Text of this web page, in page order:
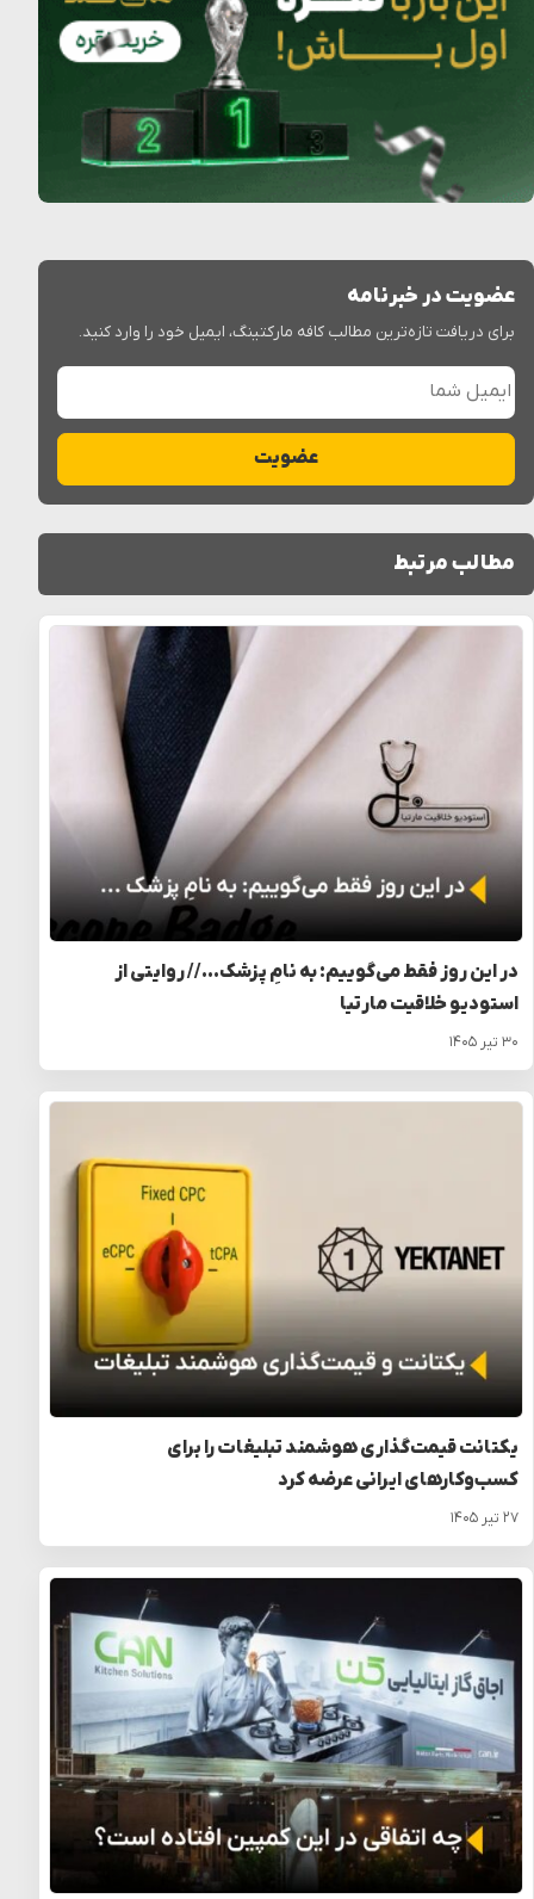
عضویت در خبرنامه
برای دریافت تازه‌ترین مطالب کافه مارکتینگ، ایمیل خود را وارد کنید.
ایمیل شما
عضویت
مطالب مرتبط
در این روز فقط می‌گوییم: به نامِ پزشک… // روایتی از
استودیو خلاقیت مارتیا
۳۰ تیر ۱۴۰۵
یکتانت قیمت‌گذاری هوشمند تبلیغات را برای
کسب‌وکارهای ایرانی عرضه کرد
۲۷ تیر ۱۴۰۵